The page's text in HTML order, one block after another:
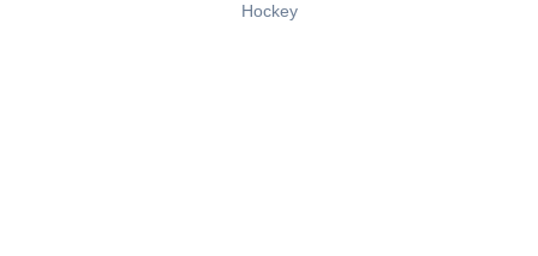
Hockey